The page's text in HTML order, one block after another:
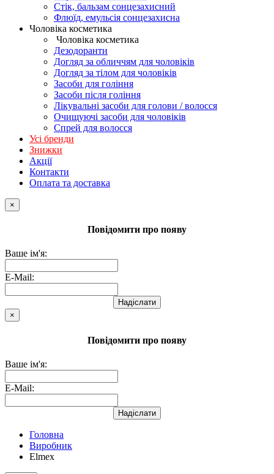
Стік, бальзам сонцезахисний
Флюїд, емульсія сонцезахисна
Чоловіка косметика
Чоловіка косметика
Дезодоранти
Догляд за обличчям для чоловіків
Догляд за тілом для чоловіків
Засоби для гоління
Засоби після гоління
Лікувальні засоби для голови / волосся
Очищуючі засоби для чоловіків
Спрей для волосся
Усі бренди
Знижки
Акції
Контакти
Оплата та доставка
×
Повідомити про появу
Ваше ім'я:
E-Mail:
Надіслати
×
Повідомити про появу
Ваше ім'я:
E-Mail:
Надіслати
Головна
Виробник
Elmex